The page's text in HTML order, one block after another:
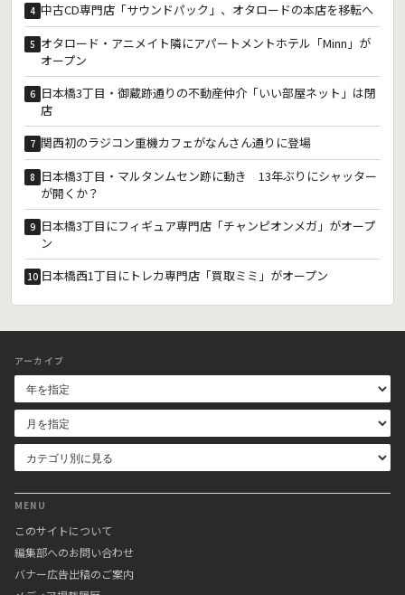
4 中古CD専門店「サウンドパック」、オタロードの本店を移転へ
5 オタロード・アニメイト隣にアパートメントホテル「Minn」が
オープン
6 日本橋3丁目・御蔵跡通りの不動産仲介「いい部屋ネット」は閉
店
7 関西初のラジコン重機カフェがなんさん通りに登場
8 日本橋3丁目・マルタンムセン跡に動き 13年ぶりにシャッター
が開くか？
9 日本橋3丁目にフィギュア専門店「チャンピオンメガ」がオープ
ン
10 日本橋西1丁目にトレカ専門店「買取ミミ」がオープン
アーカイブ
MENU
このサイトについて
編集部へのお問い合わせ
バナー広告出稿のご案内